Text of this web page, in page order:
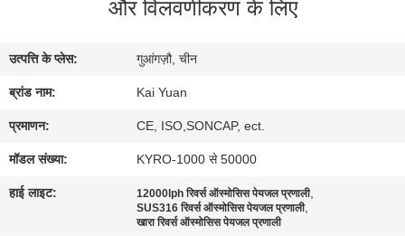
नियंत्रण
संपर्क
करें
एक
और विलवणीकरण के लिए
उत्पत्ति के प्लेस: गुआंगज़ौ, चीन
ब्रांड नाम: Kai Yuan
प्रमाणन: CE, ISO,SONCAP, ect.
मॉडल संख्या: KYRO-1000 से 50000
हाई लाइट: 12000lph रिवर्स ऑस्मोसिस पेयजल प्रणाली,
SUS316 रिवर्स ऑस्मोसिस पेयजल प्रणाली,
खारा रिवर्स ऑस्मोसिस पेयजल प्रणाली